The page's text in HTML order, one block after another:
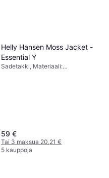
Helly Hansen Moss Jacket -
Essential Y
Sadetakki, Materiaali:
59 €
Tai 3 maksua 20,21 €
5 kauppoja